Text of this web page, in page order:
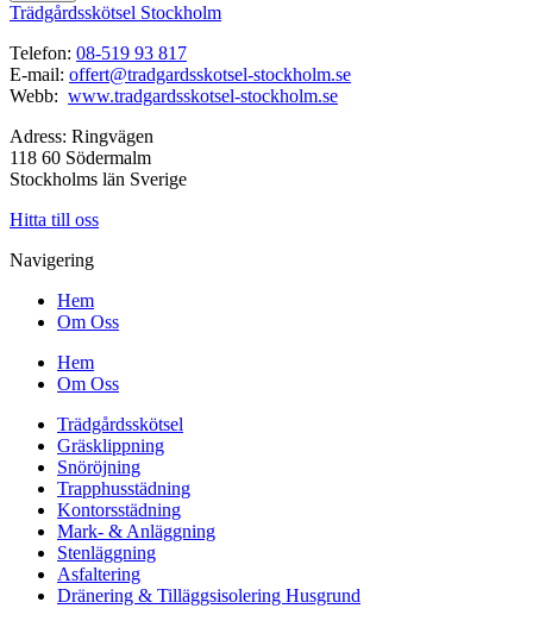
Trädgårdsskötsel Stockholm
Telefon: 08-519 93 817
E-mail: offert@tradgardsskotsel-stockholm.se
Webb: www.tradgardsskotsel-stockholm.se
Adress: Ringvägen
118 60 Södermalm
Stockholms län Sverige
Hitta till oss
Navigering
Hem
Om Oss
Hem
Om Oss
Trädgårdsskötsel
Gräsklippning
Snöröjning
Trapphusstädning
Kontorsstädning
Mark- & Anläggning
Stenläggning
Asfaltering
Dränering & Tilläggsisolering Husgrund